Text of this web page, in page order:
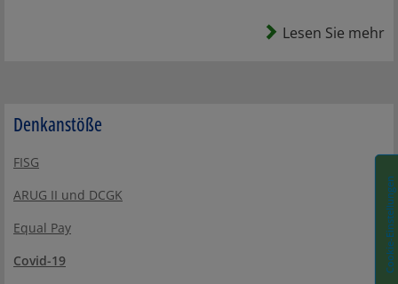
Denkanstöße
FISG
ARUG II und DCGK
Equal Pay
Covid-19
Lesen Sie mehr
Cookie-Einstellungen